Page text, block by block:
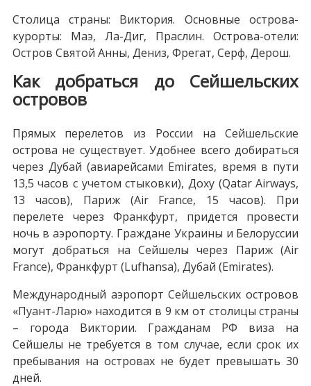
Столица страны: Виктория. Основные острова-
курорты: Маэ, Ла-Диг, Праслин. Острова-отели:
Остров Святой Анны, Дениз, Фрегат, Серф, Дерош.
Как добраться до Сейшельских
островов
Прямых перелетов из России на Сейшельские
острова не существует. Удобнее всего добираться
через Дубай (авиарейсами Emirates, время в пути
13,5 часов с учетом стыковки), Доху (Qatar Airways,
13 часов), Париж (Air France, 15 часов). При
перелете через Франкфурт, придется провести
ночь в аэропорту. Граждане Украины и Белоруссии
могут добраться на Сейшелы через Париж (Air
France), Франкфурт (Lufhansa), Дубай (Emirates).
Международный аэропорт Сейшельских островов
«Пуант-Ларю» находится в 9 км от столицы страны
– города Виктории. Гражданам РФ виза на
Сейшелы не требуется в том случае, если срок их
пребывания на островах не будет превышать 30
дней.